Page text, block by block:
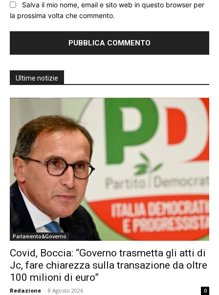
Salva il mio nome, email e sito web in questo browser per
la prossima volta che commento.
Ultime notizie
Parlamento&Governo
Covid, Boccia: “Governo trasmetta gli atti di
Jc, fare chiarezza sulla transazione da oltre
100 milioni di euro”
Redazione - 8 Agosto 2026 0